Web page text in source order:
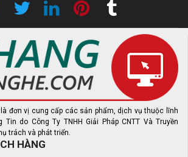
là đơn vị cung cấp các sản phẩm, dịch vụ thuộc lĩnh
Tin do Công Ty TNHH Giải Pháp CNTT Và Truyền
trách và phát triển.
HÀNG